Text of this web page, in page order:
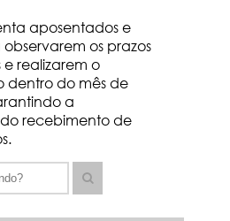
aposentados e
observarem os prazos
realizarem o
dentro do mês de
a
recebimento de